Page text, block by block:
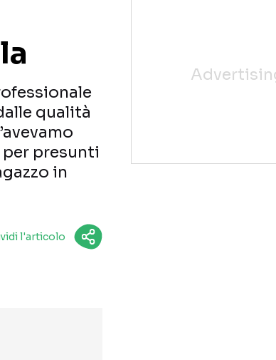
qualità
per presunti
in
l'articolo